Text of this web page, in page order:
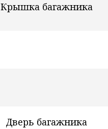
Крышка багажника
Дверь багажника